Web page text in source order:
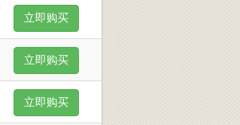
立即购买
立即购买
立即购买